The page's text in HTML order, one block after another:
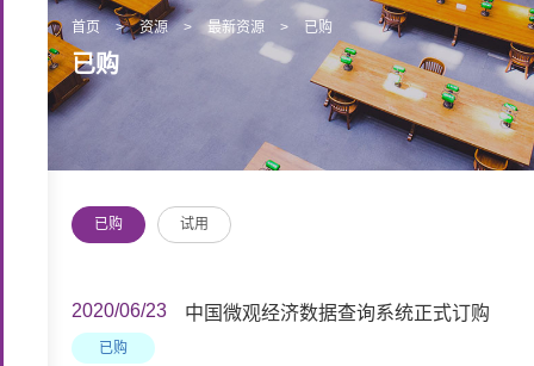
阅
资
源
空
间
首页 > 资源 > 最新资源 > 已购
已购
已购 试用
2020/06/23
已购
中国微观经济数据查询系统正式订购